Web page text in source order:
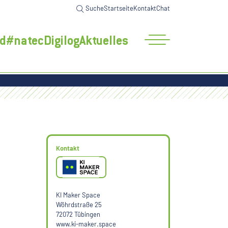
SucheStartseiteKontaktChat
#natecDigilogAktuelles
Kontakt
KI Maker Space
Wöhrdstraße 25
72072 Tübingen
www.ki-maker.space